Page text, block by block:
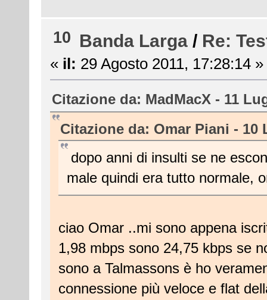
10 Banda Larga / Re:
« il: 29 Agosto 2011, 17:28:14 »
Citazione da: MadMacX - 11
Citazione da: Omar Piani - 10
dopo anni di insulti se ne
male quindi era tutto normale,
ciao Omar ..mi sono appena
1,98 mbps sono 24,75 kbps se
sono a Talmassons è ho
connessione più veloce e flat